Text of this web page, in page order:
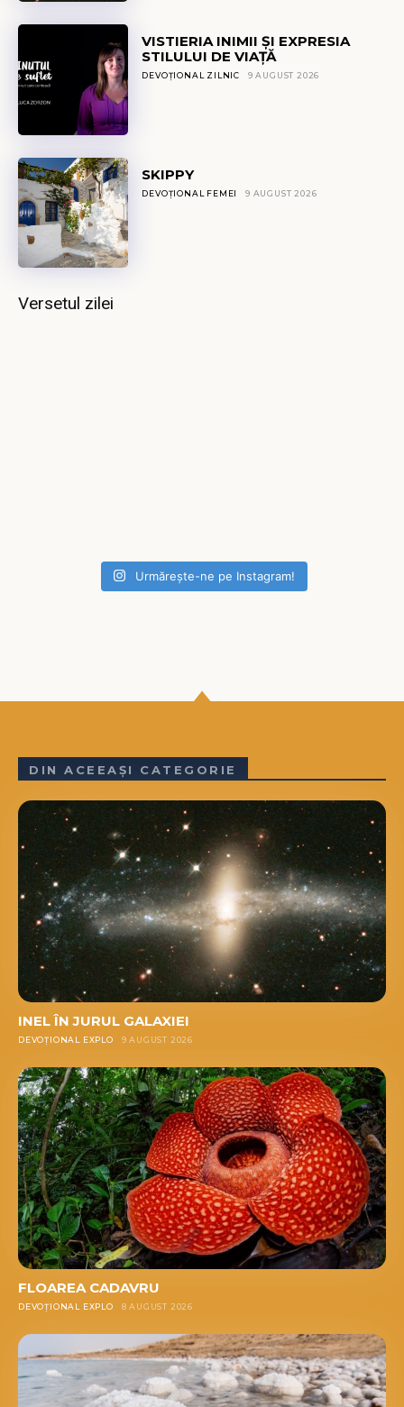
VISTIERIA INIMII ȘI EXPRESIA
STILULUI DE VIAȚĂ
DEVOȚIONAL ZILNIC 9 AUGUST 2026
SKIPPY
DEVOȚIONAL FEMEI 9 AUGUST 2026
Versetul zilei
Urmărește-ne pe Instagram!
DIN ACEEAȘI CATEGORIE
INEL ÎN JURUL GALAXIEI
DEVOȚIONAL EXPLO 9 AUGUST 2026
FLOAREA CADAVRU
DEVOȚIONAL EXPLO 8 AUGUST 2026